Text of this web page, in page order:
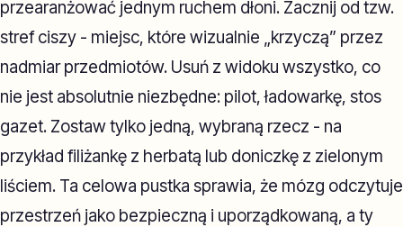
przearanżować jednym ruchem dłoni. Zacznij od tzw.
stref ciszy - miejsc, które wizualnie „krzyczą” przez
nadmiar przedmiotów. Usuń z widoku wszystko, co
nie jest absolutnie niezbędne: pilot, ładowarkę, stos
gazet. Zostaw tylko jedną, wybraną rzecz - na
przykład filiżankę z herbatą lub doniczkę z zielonym
liściem. Ta celowa pustka sprawia, że mózg odczytuje
przestrzeń jako bezpieczną i uporządkowaną, a ty